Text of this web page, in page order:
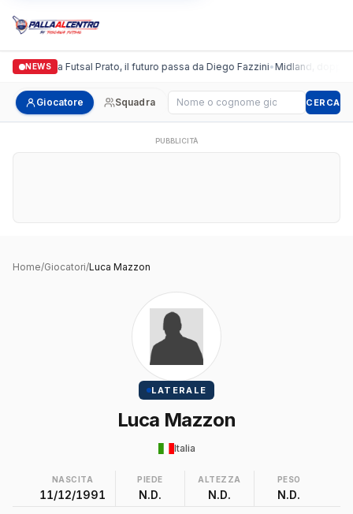
NEWS
Italgronda Futsal Prato, il futuro passa da Diego Fazzini•Midland, doppio
Giocatore Squadra Cerca giocatore CERCA
PUBBLICITÀ
Home/Giocatori/Luca Mazzon
LATERALE
Luca Mazzon
Italia
NASCITA
11/12/1991
PIEDE
N.D.
ALTEZZA
N.D.
PESO
N.D.